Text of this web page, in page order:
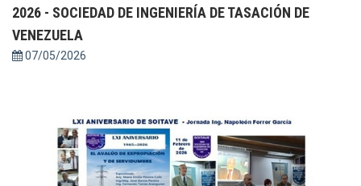
2026 - SOCIEDAD DE INGENIERÍA DE TASACIÓN DE
VENEZUELA
07/05/2026